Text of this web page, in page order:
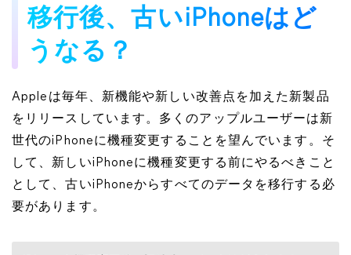
移行後、古いiPhoneはど
うなる？
Appleは毎年、新機能や新しい改善点を加えた新製品
をリリースしています。多くのアップルユーザーは新
世代のiPhoneに機種変更することを望んでいます。そ
して、新しいiPhoneに機種変更する前にやるべきこと
として、古いiPhoneからすべてのデータを移行する必
要があります。